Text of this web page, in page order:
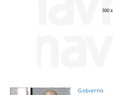
Gobierno